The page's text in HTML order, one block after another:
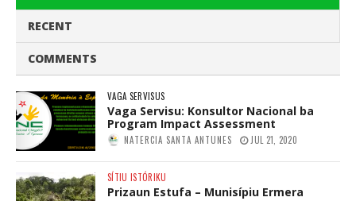
RECENT
COMMENTS
VAGA SERVISUS
Vaga Servisu: Konsultor Nacional ba
Program Impact Assessment
NATERCIA SANTA ANTUNES JUL 21, 2020
SÍTIU ISTÓRIKU
Prizaun Estufa – Munisípiu Ermera